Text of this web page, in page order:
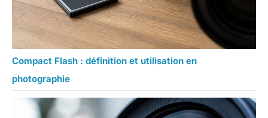
Compact Flash : définition et utilisation en
photographie